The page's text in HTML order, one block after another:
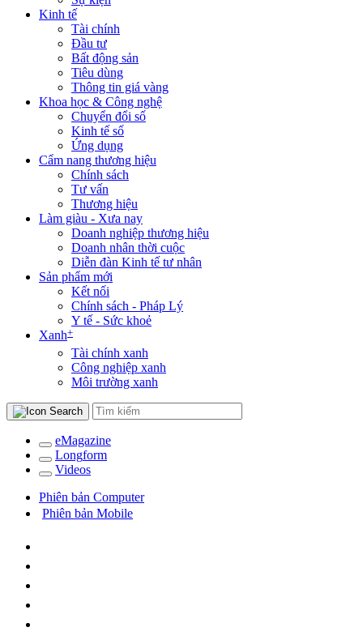
Kinh tế
Tài chính
Đầu tư
Bất động sản
Tiêu dùng
Thông tin giá vàng
Khoa học & Công nghệ
Chuyển đổi số
Kinh tế số
Ứng dụng
Cẩm nang thương hiệu
Chính sách
Tư vấn
Thương hiệu
Làm giàu - Xưa nay
Doanh nghiệp thương hiệu
Doanh nhân thời cuộc
Diễn đàn Kinh tế tư nhân
Sản phẩm mới
Kết nối
Chính sách - Pháp Lý
Y tế - Sức khoẻ
Xanh+
Tài chính xanh
Công nghiệp xanh
Môi trường xanh
eMagazine
Longform
Videos
Phiên bản Computer
Phiên bản Mobile